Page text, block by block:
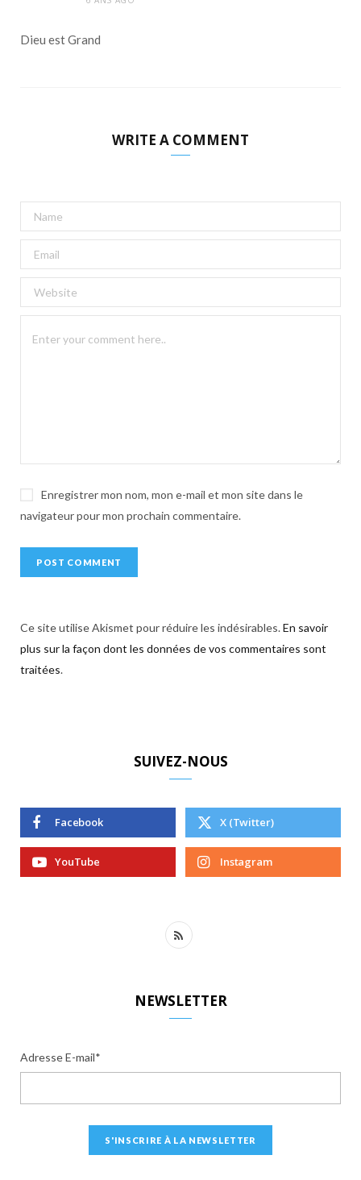
Dieu est Grand
WRITE A COMMENT
Enregistrer mon nom, mon e-mail et mon site dans le
navigateur pour mon prochain commentaire.
l
e
n
Ce site utilise Akismet pour réduire les indésirables.En savoir
plus sur la façon dont les données de vos commentaires sont
traitées.
SUIVEZ-NOUS
Facebook X (Twitter)
YouTube Instagram
R
NEWSLETTER
Adresse E-mail*